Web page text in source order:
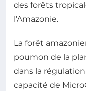
des forêts
l’Amazonie.
La forêt
poumon de la
dans la
capacité de